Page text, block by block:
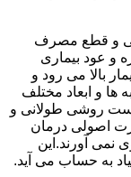
و قطع مصرف
و عود بیماری
بالا می رود و
ها و ابعاد مختلف
روشی طولانی و
اصولی درمان
نمی آورند.این
به حساب می آید.